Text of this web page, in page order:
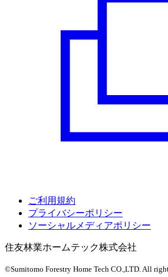
ご利用規約
プライバシーポリシー
ソーシャルメディアポリシー
住友林業ホームテック株式会社
©Sumitomo Forestry Home Tech CO.,LTD. All